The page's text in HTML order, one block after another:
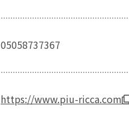
05058737367
https://www.piu-ricca.com